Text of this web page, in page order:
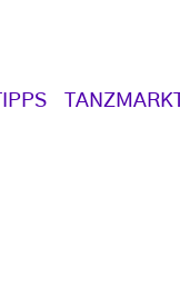
TIPPS TANZMARKT